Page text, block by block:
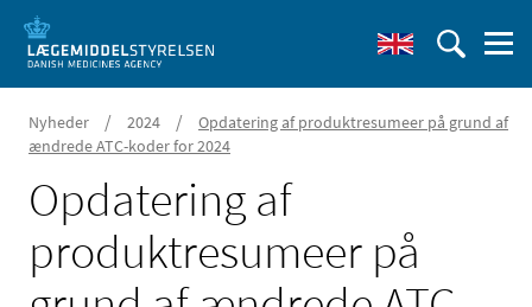
Nyheder / 2024 /
Opdatering af produktresumeer på grund af
ændrede ATC-koder for 2024
Opdatering af
produktresumeer på